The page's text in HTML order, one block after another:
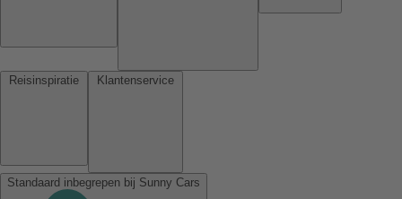
Standaard inbegrepen bij Sunny Cars